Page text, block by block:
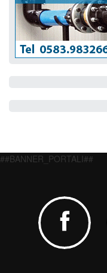
##BANNER_PORTALI##